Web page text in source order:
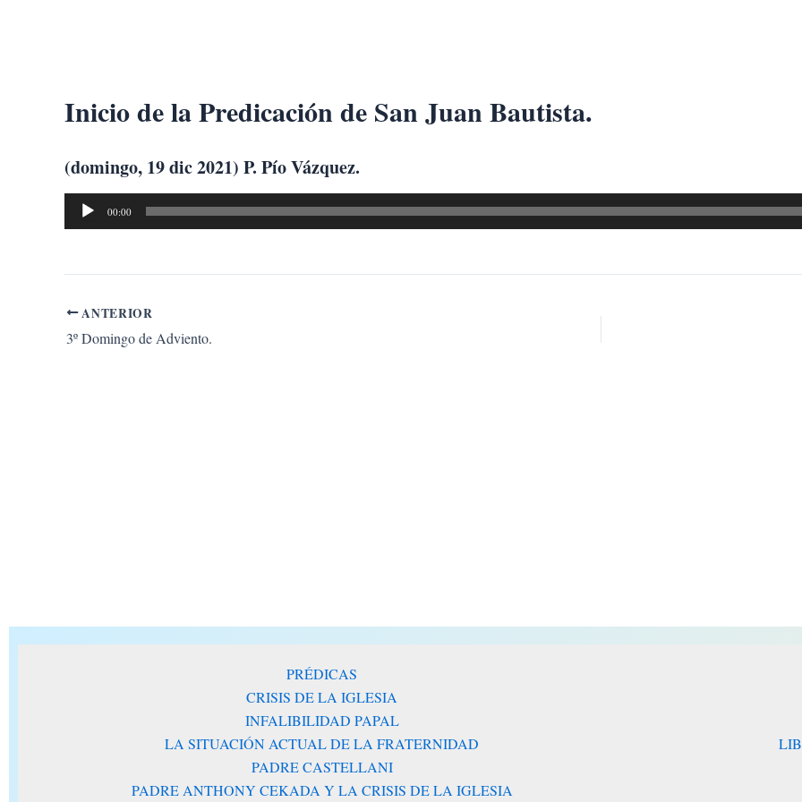
Inicio de la Predicación de San Juan Bautista.
(domingo, 19 dic 2021) P. Pío Vázquez.
Reproductor
de
00:00
ANTERIOR
3º Domingo de Adviento.
PRÉDICAS
CRISIS DE LA IGLESIA
INFALIBILIDAD PAPAL
LA SITUACIÓN ACTUAL DE LA FRATERNIDAD
PADRE CASTELLANI
PADRE ANTHONY CEKADA Y LA CRISIS DE LA IGLESIA